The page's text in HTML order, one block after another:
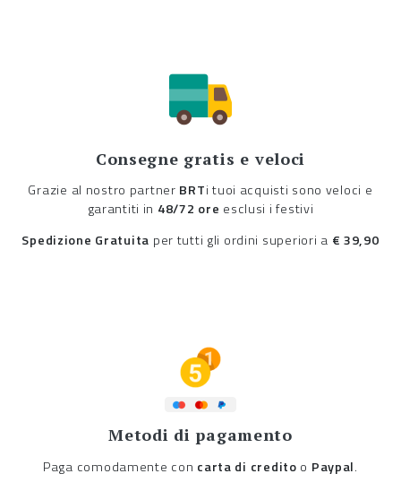
Consegne gratis e veloci
Grazie al nostro partner BRTi tuoi acquisti sono veloci e
garantiti in 48/72 ore esclusi i festivi
Spedizione Gratuita per tutti gli ordini superiori a € 39,90
Metodi di pagamento
Paga comodamente con carta di credito o Paypal.